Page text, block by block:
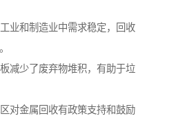
业和制造业中需求稳定，回收
减少了废弃物堆积，有助于垃
对金属回收有政策支持和鼓励